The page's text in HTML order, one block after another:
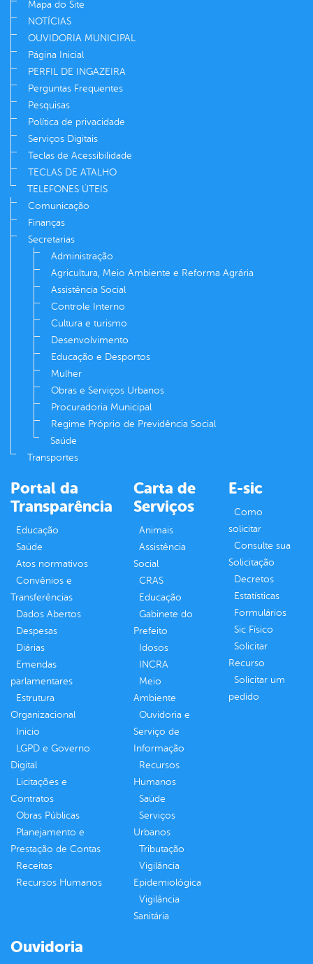
Mapa do Site
NOTÍCIAS
OUVIDORIA MUNICIPAL
Página Inicial
PERFIL DE INGAZEIRA
Perguntas Frequentes
Pesquisas
Política de privacidade
Serviços Digitais
Teclas de Acessibilidade
TECLAS DE ATALHO
TELEFONES ÚTEIS
Comunicação
Finanças
Secretarias
Administração
Agricultura, Meio Ambiente e Reforma Agrária
Assistência Social
Controle Interno
Cultura e turismo
Desenvolvimento
Educação e Desportos
Mulher
Obras e Serviços Urbanos
Procuradoria Municipal
Regime Próprio de Previdência Social
Saúde
Transportes
Portal da
Transparência
Educação
Saúde
Atos normativos
Convênios e
Transferências
Dados Abertos
Despesas
Diárias
Emendas
parlamentares
Estrutura
Organizacional
Inicio
LGPD e Governo
Digital
Licitações e
Contratos
Obras Públicas
Planejamento e
Prestação de Contas
Receitas
Recursos Humanos
Carta de
Serviços
Animais
Assistência
Social
CRAS
Educação
Gabinete do
Prefeito
Idosos
INCRA
Meio
Ambiente
Ouvidoria e
Serviço de
Informação
Recursos
Humanos
Saúde
Serviços
Urbanos
Tributação
Vigilância
Epidemiológica
Vigilância
Sanitária
E-sic
Como
solicitar
Consulte sua
Solicitação
Decretos
Estatísticas
Formulários
Sic Físico
Solicitar
Recurso
Solicitar um
pedido
Ouvidoria